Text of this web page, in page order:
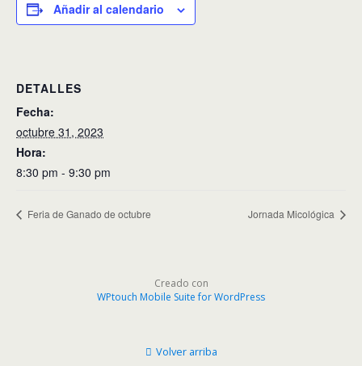
Añadir al calendario
DETALLES
Fecha:
octubre 31, 2023
Hora:
8:30 pm - 9:30 pm
Feria de Ganado de octubre Jornada Micológica
Creado con
WPtouch Mobile Suite for WordPress
Volver arriba